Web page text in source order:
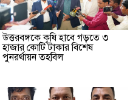
উত্তরবঙ্গকে কৃষি হাবে গড়তে ৩
হাজার কোটি টাকার বিশেষ
পুনরর্থায়ন তহবিল